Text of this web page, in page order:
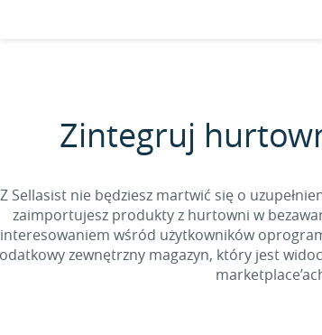
Zintegruj
Z Sellasist nie będziesz martwić się o
zaimportujesz produkty z hurtowni w
wśród użytkowników
zewnętrzny magazyn, który jest